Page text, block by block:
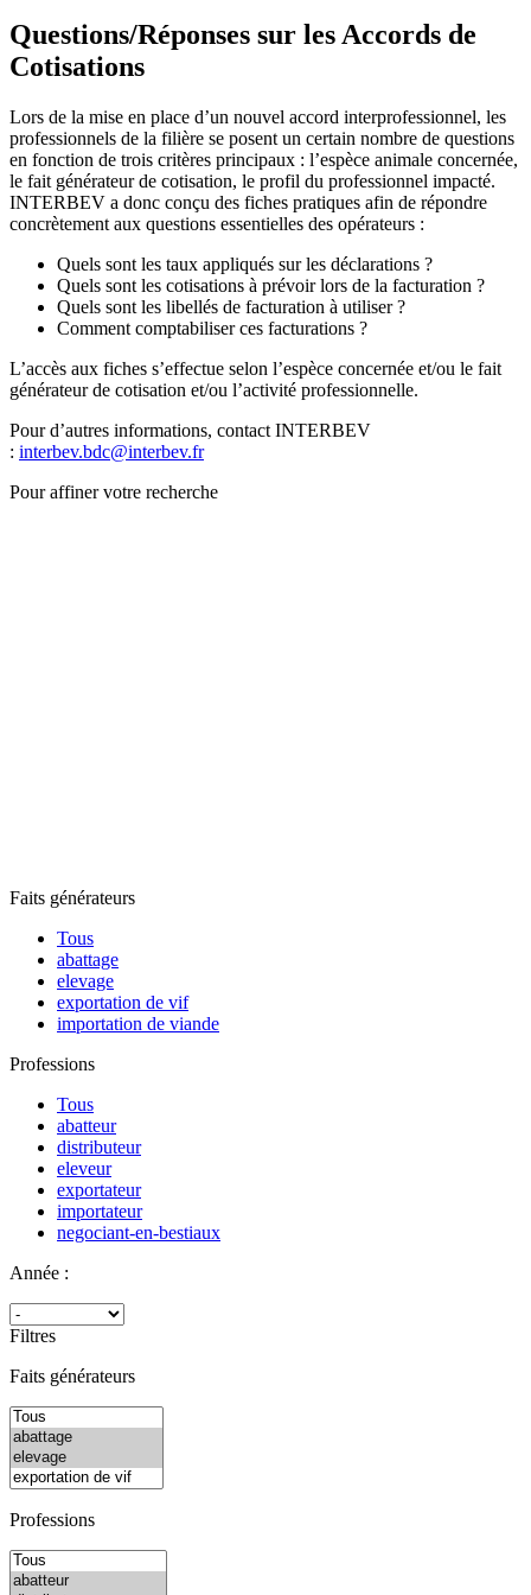
Questions/Réponses sur les Accords de
Cotisations
Lors de la mise en place d’un nouvel accord interprofessionnel, les
professionnels de la filière se posent un certain nombre de questions
en fonction de trois critères principaux : l’espèce animale concernée,
le fait générateur de cotisation, le profil du professionnel impacté.
INTERBEV a donc conçu des fiches pratiques afin de répondre
concrètement aux questions essentielles des opérateurs :
Quels sont les taux appliqués sur les déclarations ?
Quels sont les cotisations à prévoir lors de la facturation ?
Quels sont les libellés de facturation à utiliser ?
Comment comptabiliser ces facturations ?
L’accès aux fiches s’effectue selon l’espèce concernée et/ou le fait
générateur de cotisation et/ou l’activité professionnelle.
Pour d’autres informations, contact INTERBEV
: interbev.bdc@interbev.fr
Pour affiner votre recherche
Faits générateurs
Tous
abattage
elevage
exportation de vif
importation de viande
Professions
Tous
abatteur
distributeur
eleveur
exportateur
importateur
negociant-en-bestiaux
Année :
Filtres
Faits générateurs
Professions